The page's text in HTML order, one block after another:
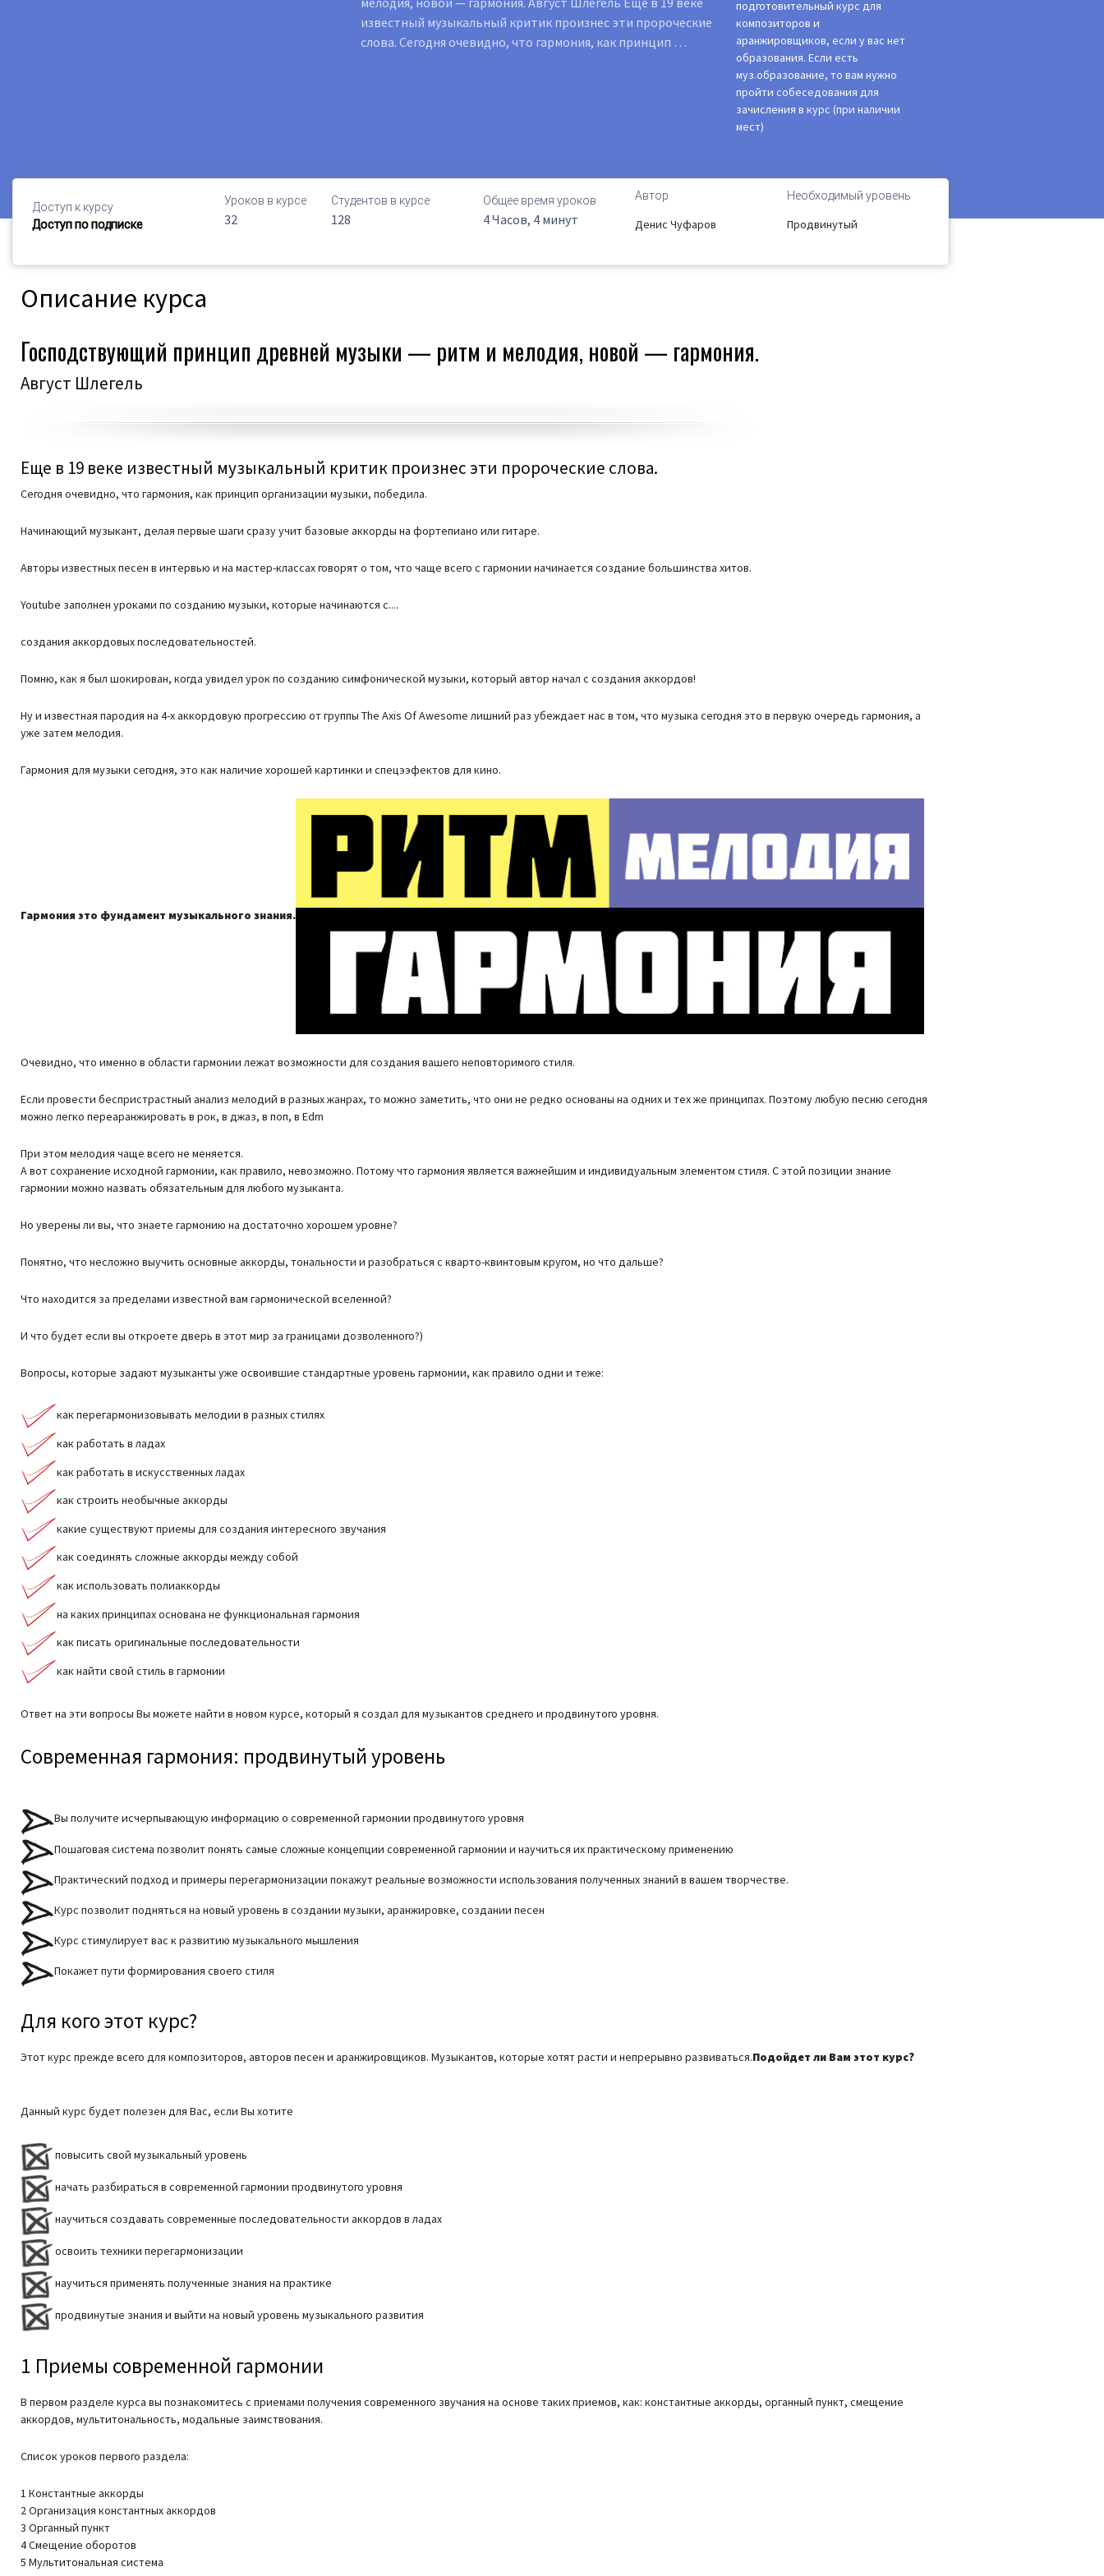
известный музыкальный критик произнес эти пророческие
слова. Сегодня очевидно, что гармония, как принцип …
подготовительный курс для
композиторов и
аранжировщиков, если у вас нет
образования. Если есть
муз.образование, то вам нужно
пройти собеседования для
зачисления в курс (при наличии
мест)
Доступ к курсу
Доступ по подписке
Уроков в курсе
32
Студентов в курсе
128
Общее время уроков
4 Часов, 4 минут
Автор
Денис Чуфаров
Необходимый уровень
Продвинутый
Описание курса
Господствующий принцип древней музыки — ритм и мелодия, новой — гармония.
Август Шлегель
Еще в 19 веке известный музыкальный критик произнес эти пророческие слова.
Сегодня очевидно, что гармония, как принцип организации музыки, победила.
Начинающий музыкант, делая первые шаги сразу учит базовые аккорды на фортепиано или гитаре.
Авторы известных песен в интервью и на мастер-классах говорят о том, что чаще всего с гармонии начинается создание большинства хитов.
Youtube заполнен уроками по созданию музыки, которые начинаются с....
создания аккордовых последовательностей.
Помню, как я был шокирован, когда увидел урок по созданию симфонической музыки, который автор начал с создания аккордов!
Ну и известная пародия на 4-х аккордовую прогрессию от группы The Axis Of Awesome лишний раз убеждает нас в том, что музыка сегодня это в первую очередь гармония, а
уже затем мелодия.
Гармония для музыки сегодня, это как наличие хорошей картинки и спецээфектов для кино.
Гармония это фундамент музыкального знания.
Очевидно, что именно в области гармонии лежат возможности для создания вашего неповторимого стиля.
Если провести беспристрастный анализ мелодий в разных жанрах, то можно заметить, что они не редко основаны на одних и тех же принципах. Поэтому любую песню сегодня
можно легко переаранжировать в рок, в джаз, в поп, в Edm
При этом мелодия чаще всего не меняется.
А вот сохранение исходной гармонии, как правило, невозможно. Потому что гармония является важнейшим и индивидуальным элементом стиля. С этой позиции знание
гармонии можно назвать обязательным для любого музыканта.
Но уверены ли вы, что знаете гармонию на достаточно хорошем уровне?
Понятно, что несложно выучить основные аккорды, тональности и разобраться с кварто-квинтовым кругом, но что дальше?
Что находится за пределами известной вам гармонической вселенной?
И что будет если вы откроете дверь в этот мир за границами дозволенного?)
Вопросы, которые задают музыканты уже освоившие стандартные уровень гармонии, как правило одни и теже:
как перегармонизовывать мелодии в разных стилях
как работать в ладах
как работать в искусственных ладах
как строить необычные аккорды
какие существуют приемы для создания интересного звучания
как соединять сложные аккорды между собой
как использовать полиаккорды
на каких принципах основана не функциональная гармония
как писать оригинальные последовательности
как найти свой стиль в гармонии
Ответ на эти вопросы Вы можете найти в новом курсе, который я создал для музыкантов среднего и продвинутого уровня.
Современная гармония: продвинутый уровень
Вы получите исчерпывающую информацию о современной гармонии продвинутого уровня
Пошаговая система позволит понять самые сложные концепции современной гармонии и научиться их практическому применению
Практический подход и примеры перегармонизации покажут реальные возможности использования полученных знаний в вашем творчестве.
Курс позволит подняться на новый уровень в создании музыки, аранжировке, создании песен
Курс стимулирует вас к развитию музыкального мышления
Покажет пути формирования своего стиля
Для кого этот курс?
Этот курс прежде всего для композиторов, авторов песен и аранжировщиков. Музыкантов, которые хотят расти и непрерывно развиваться.Подойдет ли Вам этот курс?
Данный курс будет полезен для Вас, если Вы хотите
повысить свой музыкальный уровень
начать разбираться в современной гармонии продвинутого уровня
научиться создавать современные последовательности аккордов в ладах
освоить техники перегармонизации
научиться применять полученные знания на практике
продвинутые знания и выйти на новый уровень музыкального развития
1 Приемы современной гармонии
В первом разделе курса вы познакомитесь с приемами получения современного звучания на основе таких приемов, как: константные аккорды, органный пункт, смещение
аккордов, мультитональность, модальные заимствования.
Список уроков первого раздела:
1 Константные аккорды
2 Организация константных аккордов
3 Органный пункт
4 Смещение оборотов
5 Мультитональная система